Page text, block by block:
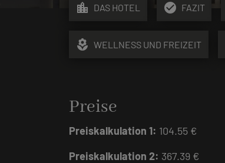
location_city DAS HOTEL check_circle FAZIT
local_florist WELLNESS UND FREIZEIT
Preise
Preiskalkulation 1: 104.55 €
Preiskalkulation 2: 367.39 €